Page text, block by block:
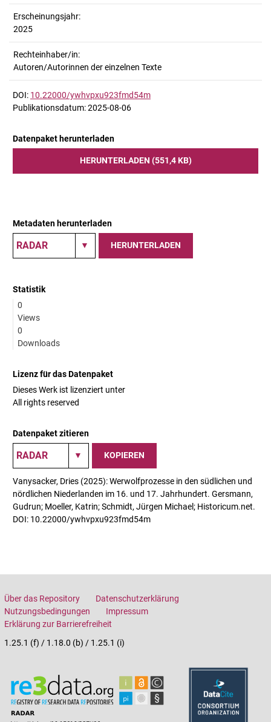
Erscheinungsjahr:
2025
Rechteinhaber/in:
Autoren/Autorinnen der einzelnen Texte
DOI: 10.22000/ywhvpxu923fmd54m
Publikationsdatum: 2025-08-06
Datenpaket herunterladen
HERUNTERLADEN (551,4 KB)
Metadaten herunterladen
HERUNTERLADEN
Statistik
0
Views
0
Downloads
Lizenz für das Datenpaket
Dieses Werk ist lizenziert unter
All rights reserved
Datenpaket zitieren
KOPIEREN
Vanysacker, Dries (2025): Werwolfprozesse in den südlichen und
nördlichen Niederlanden im 16. und 17. Jahrhundert. Gersmann,
Gudrun; Moeller, Katrin; Schmidt, Jürgen Michael; Historicum.net.
DOI: 10.22000/ywhvpxu923fmd54m
Über das Repository
Datenschutzerklärung
Nutzungsbedingungen
Impressum
Erklärung zur Barrierefreiheit
1.25.1 (f) / 1.18.0 (b) / 1.25.1 (i)